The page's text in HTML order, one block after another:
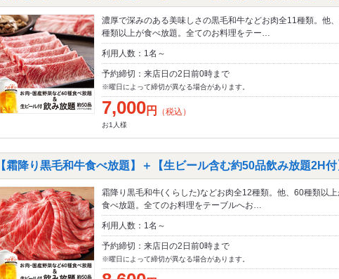
濃厚で深みのある美味しさの黒毛和牛などお肉全11種類。他
種類以上が食べ放題。全てのお料理をテー…
利用人数：1名～
予約締切：来店日の2日前0時まで
※曜日によって締切が異なる場合があります。
7,000円 （税込）
お1人様
【霜降り黒毛和牛食べ放題】＋【生ビール含む約50品飲み放題2H付
霜降り黒毛和牛(くらした)などお肉全12種類。他、60種類以
食べ放題。全てのお料理をテーブルへお…
利用人数：1名～
予約締切：来店日の2日前0時まで
※曜日によって締切が異なる場合があります。